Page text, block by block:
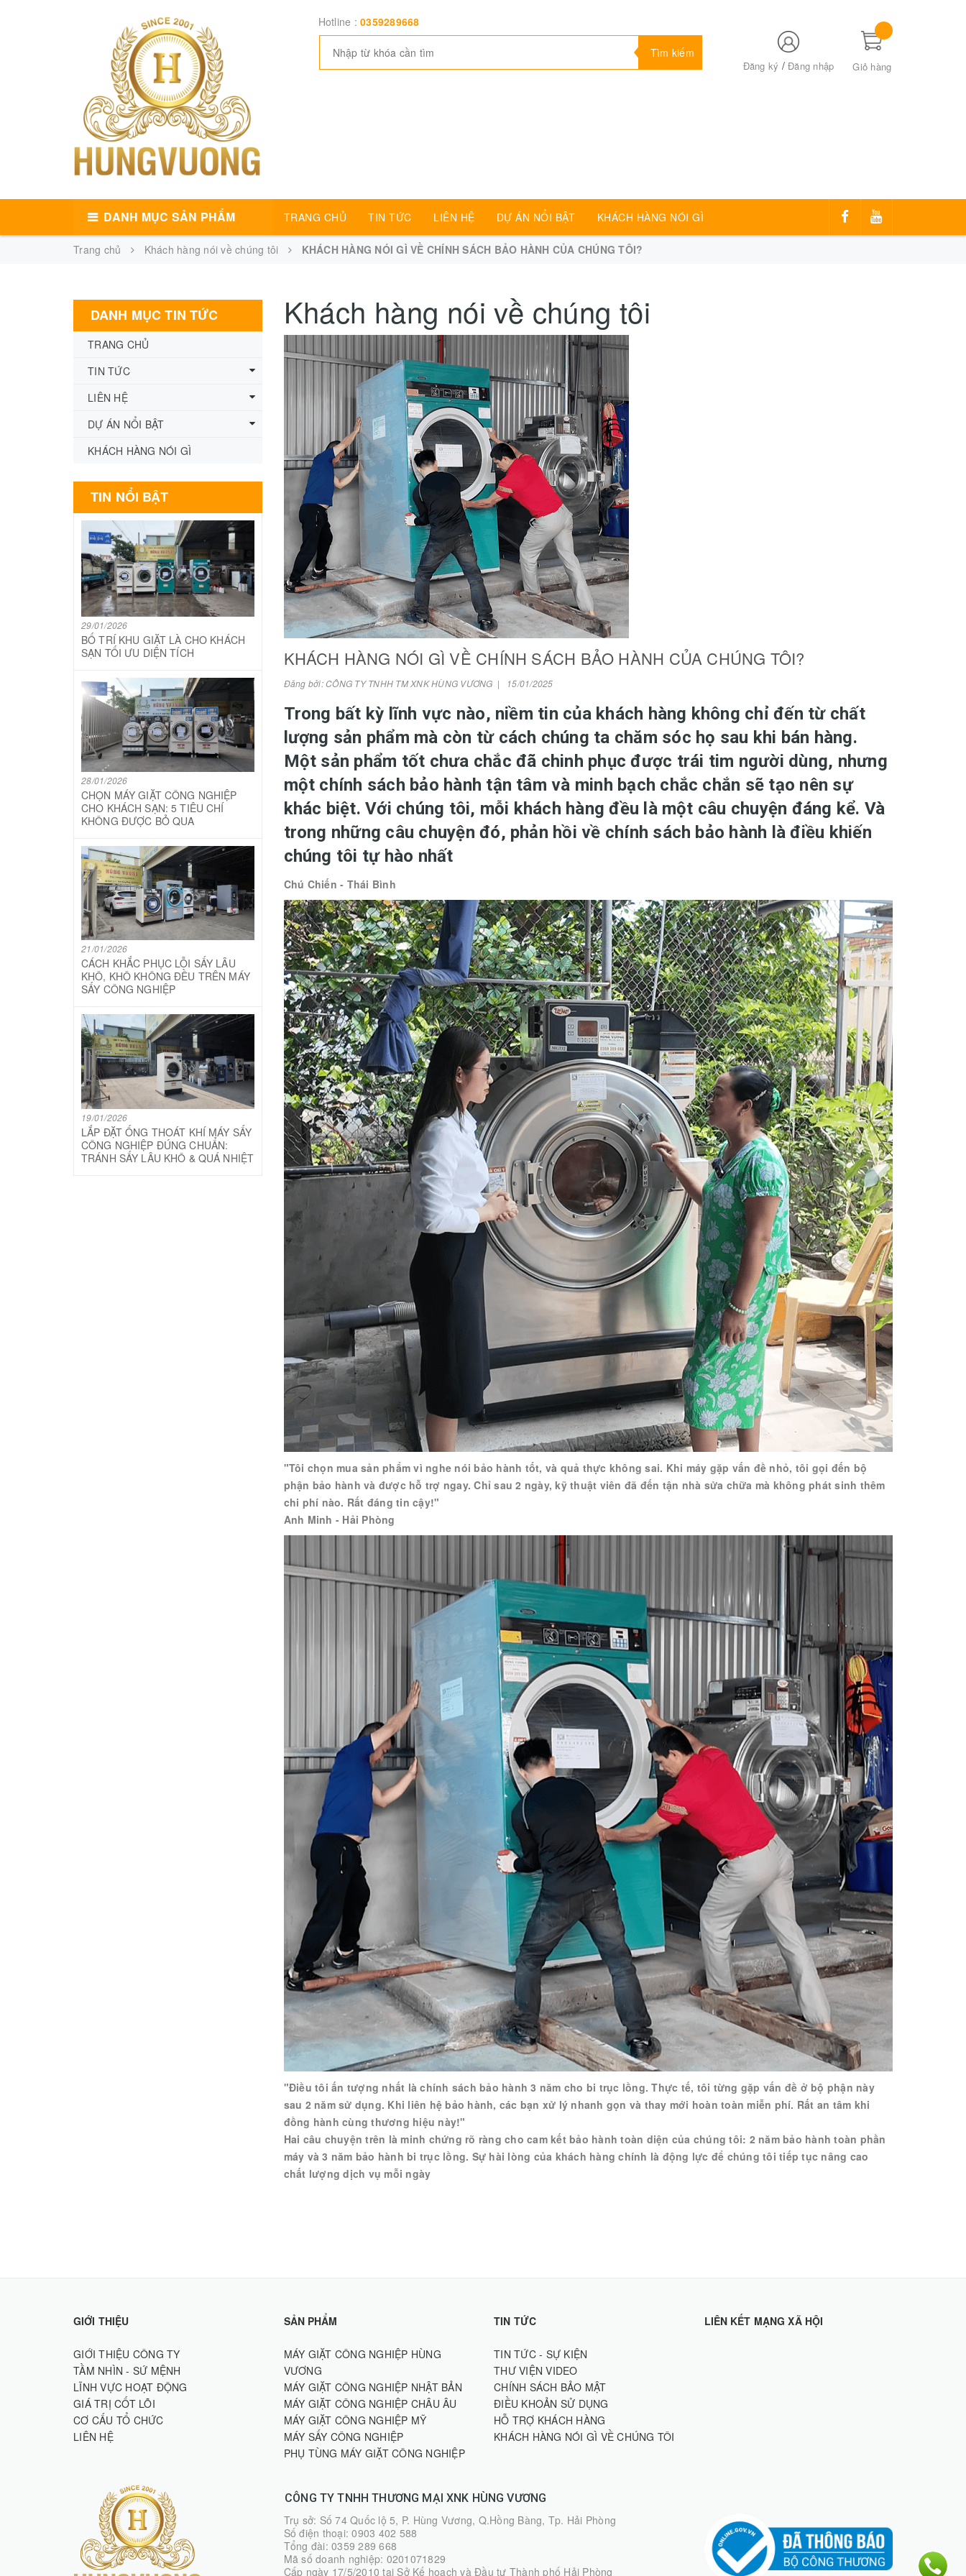
Hotline : 0359289668
Tìm kiếm
Đăng ký /Đăng nhập Giỏ hàng
DANH MỤC SẢN PHẨM TRANG CHỦ TIN TỨC LIÊN HỆ DỰ ÁN NỔI BẬT KHÁCH HÀNG NÓI GÌ
Trang chủ Khách hàng nói về chúng tôi KHÁCH HÀNG NÓI GÌ VỀ CHÍNH SÁCH BẢO HÀNH CỦA CHÚNG TÔI?
DANH MỤC TIN TỨC
TRANG CHỦ
TIN TỨC
LIÊN HỆ
DỰ ÁN NỔI BẬT
KHÁCH HÀNG NÓI GÌ
TIN NỔI BẬT
29/01/2026
BỐ TRÍ KHU GIẶT LÀ CHO KHÁCH
SẠN TỐI ƯU DIỆN TÍCH
28/01/2026
CHỌN MÁY GIẶT CÔNG NGHIỆP
CHO KHÁCH SẠN: 5 TIÊU CHÍ
KHÔNG ĐƯỢC BỎ QUA
21/01/2026
CÁCH KHẮC PHỤC LỖI SẤY LÂU
KHÔ, KHÔ KHÔNG ĐỀU TRÊN MÁY
SẤY CÔNG NGHIỆP
19/01/2026
LẮP ĐẶT ỐNG THOÁT KHÍ MÁY SẤY
CÔNG NGHIỆP ĐÚNG CHUẨN:
TRÁNH SẤY LÂU KHÔ & QUÁ NHIỆT
Khách hàng nói về chúng tôi
KHÁCH HÀNG NÓI GÌ VỀ CHÍNH SÁCH BẢO HÀNH CỦA CHÚNG TÔI?
Đăng bởi: CÔNG TY TNHH TM XNK HÙNG VƯƠNG | 15/01/2025
Trong bất kỳ lĩnh vực nào, niềm tin của khách hàng không chỉ đến từ chất
lượng sản phẩm mà còn từ cách chúng ta chăm sóc họ sau khi bán hàng.
Một sản phẩm tốt chưa chắc đã chinh phục được trái tim người dùng, nhưng
một chính sách bảo hành tận tâm và minh bạch chắc chắn sẽ tạo nên sự
khác biệt. Với chúng tôi, mỗi khách hàng đều là một câu chuyện đáng kể. Và
trong những câu chuyện đó, phản hồi về chính sách bảo hành là điều khiến
chúng tôi tự hào nhất
Chú Chiến - Thái Bình
"Tôi chọn mua sản phẩm vì nghe nói bảo hành tốt, và quả thực không sai. Khi máy gặp vấn đề nhỏ, tôi gọi đến bộ
phận bảo hành và được hỗ trợ ngay. Chỉ sau 2 ngày, kỹ thuật viên đã đến tận nhà sửa chữa mà không phát sinh thêm
chi phí nào. Rất đáng tin cậy!"
Anh Minh - Hải Phòng
"Điều tôi ấn tượng nhất là chính sách bảo hành 3 năm cho bi trục lồng. Thực tế, tôi từng gặp vấn đề ở bộ phận này
sau 2 năm sử dụng. Khi liên hệ bảo hành, các bạn xử lý nhanh gọn và thay mới hoàn toàn miễn phí. Rất an tâm khi
đồng hành cùng thương hiệu này!"
Hai câu chuyện trên là minh chứng rõ ràng cho cam kết bảo hành toàn diện của chúng tôi: 2 năm bảo hành toàn phần
máy và 3 năm bảo hành bi trục lồng. Sự hài lòng của khách hàng chính là động lực để chúng tôi tiếp tục nâng cao
chất lượng dịch vụ mỗi ngày
GIỚI THIỆU
GIỚI THIỆU CÔNG TY
TẦM NHÌN - SỨ MỆNH
LĨNH VỰC HOẠT ĐỘNG
GIÁ TRỊ CỐT LÕI
CƠ CẤU TỔ CHỨC
LIÊN HỆ
SẢN PHẨM
MÁY GIẶT CÔNG NGHIỆP HÙNG
VƯƠNG
MÁY GIẶT CÔNG NGHIỆP NHẬT BẢN
MÁY GIẶT CÔNG NGHIỆP CHÂU ÂU
MÁY GIẶT CÔNG NGHIỆP MỸ
MÁY SẤY CÔNG NGHIỆP
PHỤ TÙNG MÁY GIẶT CÔNG NGHIỆP
TIN TỨC
TIN TỨC - SỰ KIỆN
THƯ VIỆN VIDEO
CHÍNH SÁCH BẢO MẬT
ĐIỀU KHOẢN SỬ DỤNG
HỖ TRỢ KHÁCH HÀNG
KHÁCH HÀNG NÓI GÌ VỀ CHÚNG TÔI
LIÊN KẾT MẠNG XÃ HỘI
CÔNG TY TNHH THƯƠNG MẠI XNK HÙNG VƯƠNG
Trụ sở: Số 74 Quốc lộ 5, P. Hùng Vương, Q.Hồng Bàng, Tp. Hải Phòng
Số điện thoại: 0903 402 588
Tổng đài: 0359 289 668
Mã số doanh nghiệp: 0201071829
Cấp ngày 17/5/2010 tại Sở Kế hoạch và Đầu tư Thành phố Hải Phòng